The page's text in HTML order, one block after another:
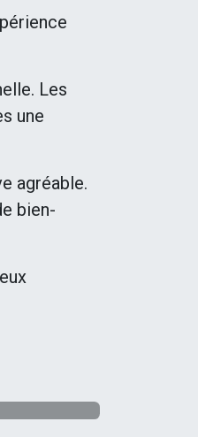
Les
une
agréable.
bien-